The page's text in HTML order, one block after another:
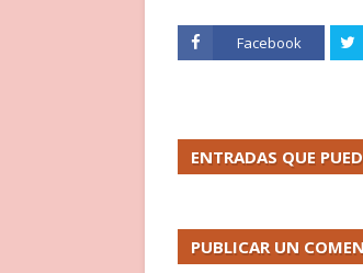
Facebook
ENTRADAS QUE
PUBLICAR UN